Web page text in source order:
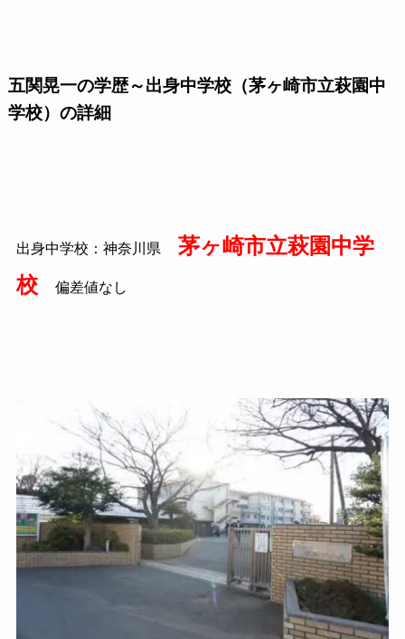
五関晃一の学歴～出身中学校（茅ヶ崎市立萩園中
学校）の詳細
出身中学校：神奈川県
茅ヶ崎市立萩園中学
校
偏差値なし